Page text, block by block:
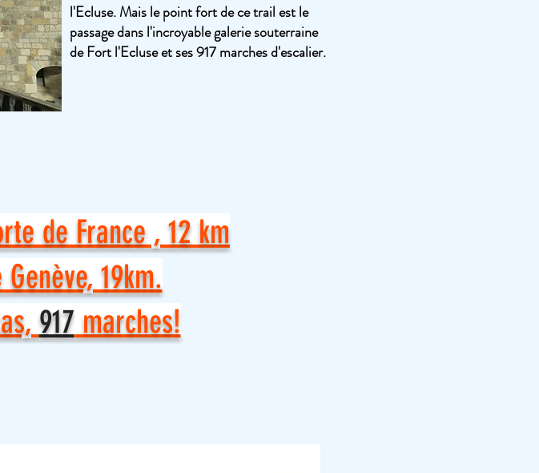
l'Ecluse. Mais le point fort de ce trail est le
passage dans l'incroyable galerie souterraine
de Fort l'Ecluse et ses 917 marches d'escalier.
de France , 12 km
19km.
917marches!